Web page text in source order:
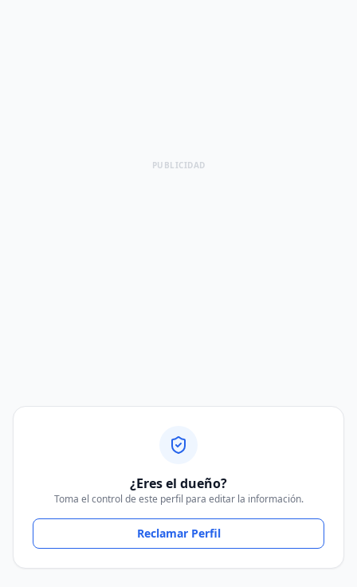
PUBLICIDAD
¿Eres el dueño?
Toma el control de este perfil para editar la información.
Reclamar Perfil